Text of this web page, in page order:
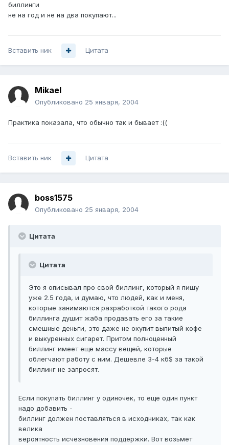
биллинги
не на год и не на два покупают...
Вставить ник Цитата
Mikael
Опубликовано 25 января, 2004
Практика показала, что обычно так и бывает :((
Вставить ник Цитата
boss1575
Опубликовано 25 января, 2004
Цитата
Цитата
Это я описывал про свой биллинг, который я пишу
уже 2.5 года, и думаю, что людей, как и меня,
которые занимаются разработкой такого рода
биллинга душит жаба продавать его за такие
смешные деньги, это даже не окупит выпитый кофе
и выкуренных сигарет. Притом полноценный
биллинг имеет еще массу вещей, которые
облегчают работу с ним. Дешевле 3-4 кб$ за такой
биллинг не запросят.
Если покупать биллинг у одиночек, то еще один пункт
надо добавить -
биллинг должен поставляться в исходниках, так как
велика
вероятность исчезновения поддержки. Вот возьмет